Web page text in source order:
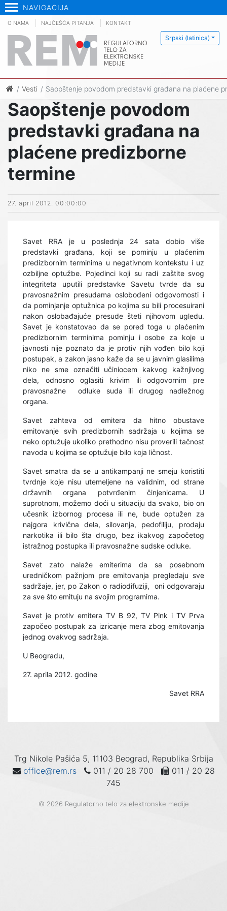
NAVIGACIJA
Srpski (latinica)
O NAMA NAJČEŠĆA PITANJA KONTAKT
Vesti Saopštenje povodom predstavki građana na plaćene
Saopštenje povodom
predstavki građana na
plaćene predizborne
termine
27. april 2012. 00:00:00
Savet RRA je u poslednja 24 sata dobio više
predstavki građana, koji se pominju u plaćenim
predizbornim terminima u negativnom kontekstu i uz
ozbiljne optužbe. Pojedinci koji su radi zaštite svog
integriteta uputili predstavke Savetu tvrde da su
pravosnažnim presudama oslobođeni odgovornosti i
da pominjanje optužnica po kojima su bili procesuirani
nakon oslobađajuće presude šteti njihovom ugledu.
Savet je konstatovao da se pored toga u plaćenim
predizbornim terminima pominju i osobe za koje u
javnosti nije poznato da je protiv njih vođen bilo koji
postupak, a zakon jasno kaže da se u javnim glasilima
niko ne sme označiti učiniocem kakvog kažnjivog
dela, odnosno oglasiti krivim ili odgovornim pre
pravosnažne
odluke suda ili drugog nadležnog
organa.
Savet zahteva od emitera da hitno obustave
emitovanje svih predizbornih sadržaja u kojima se
neko optužuje ukoliko prethodno nisu proverili tačnost
navoda u kojima se optužuje bilo koja ličnost.
Savet smatra da se u antikampanji ne smeju koristiti
tvrdnje koje nisu utemeljene na validnim, od strane
državnih organa potvrđenim činjenicama. U
suprotnom, možemo doći u situaciju da svako, bio on
učesnik izbornog procesa ili ne, bude optužen za
najgora krivična dela, silovanja, pedofiliju, prodaju
narkotika ili bilo šta drugo, bez ikakvog započetog
istražnog postupka ili pravosnažne sudske odluke.
Savet zato nalaže emiterima da sa posebnom
uredničkom pažnjom pre emitovanja pregledaju sve
sadržaje, jer, po Zakon o radiodifuziji,
oni odgovaraju
za sve što emituju na svojim programima.
Savet je protiv emitera TV B 92, TV Pink i TV Prva
započeo postupak za izricanje mera zbog emitovanja
jednog ovakvog sadržaja.
U Beogradu,
27. aprila 2012. godine
Savet RRA
Trg Nikole Pašića 5, 11103 Beograd, Republika Srbija
office@rem.rs
011 / 20 28 700
011 / 20 28
745
© 2026 Regulatorno telo za elektronske medije